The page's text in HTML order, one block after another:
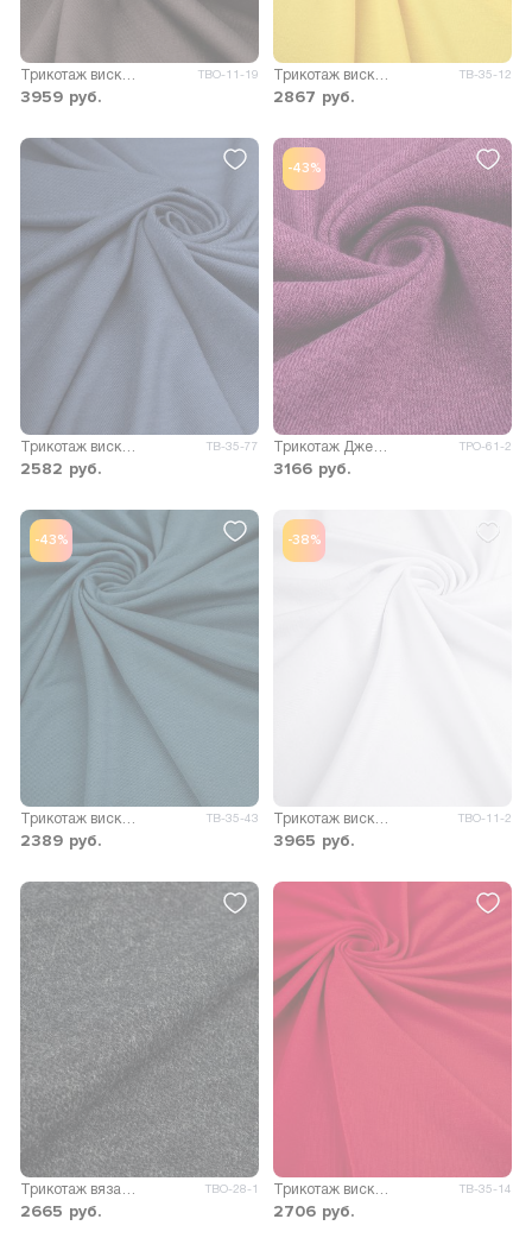
Трикотаж вискоза Пиаф ТВО-11-19
3959 руб.
Трикотаж вискоза Пума ТВ-35-12
2867 руб.
ТВ-35-77
2582 руб.
-43%
ТРО-61-2
3166 руб.
-43%
ТВ-35-43
2389 руб.
-38%
ТВО-11-2
3965 руб.
Трикотаж вязаный Персия (Р) ТВО-28-1
2665 руб.
Трикотаж вискоза Пума ТВ-35-14
2706 руб.